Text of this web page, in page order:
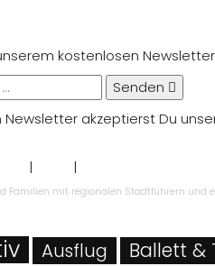
kostenlosen
Senden
akzeptierst Du
| |
Familien mit regionalen Stadtführern
Ausflug Ballett &